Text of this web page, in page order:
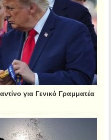
για Γενικό Γραμματέα